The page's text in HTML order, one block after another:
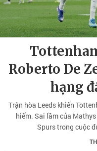
Roberto De
hạng
Trận hòa Leeds khiến
hiểm. Sai lầm của
Spurs trong cuộc